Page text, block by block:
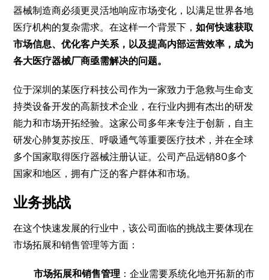
器械制造商必须更灵活地响应市场变化，以满足世界各地
医疗机构的复杂需求。在这样一个背景下，如何快速获取
市场信息、优化客户关系，以及提高内部运营效率，成为
各大医疗器械厂商亟需解决的问题。
位于深圳的某医疗科技公司作为一家致力于急救与生命支
持类设备开发的高新技术企业，在行业内拥有杰出的研发
能力和市场开拓经验。这家公司多年来专注于创新，自主
研发心肺复苏按压、呼吸通气等重要医疗技术，并在全球
多个国家取得医疗器械注册认证。公司产品远销80多个
国家和地区，拥有广泛的客户群体和市场。
业务挑战
在这个快速发展的行业中，该公司面临的挑战主要体现在
市场拓展和销售管理等方面：
市场拓展和销售管理 ：企业需要系统化地开拓新的市